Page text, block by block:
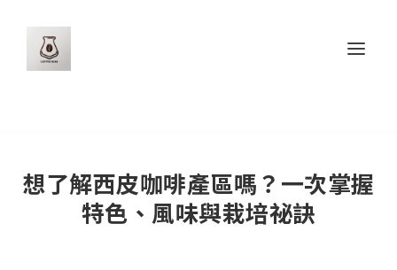
想了解西皮咖啡產區嗎？一次掌握
特色、風味與栽培祕訣